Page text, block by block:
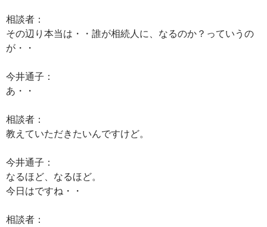
相談者：
その辺り本当は・・誰が相続人に、なるのか？っていうの
が・・
今井通子：
あ・・
相談者：
教えていただきたいんですけど。
今井通子：
なるほど、なるほど。
今日はですね・・
相談者：